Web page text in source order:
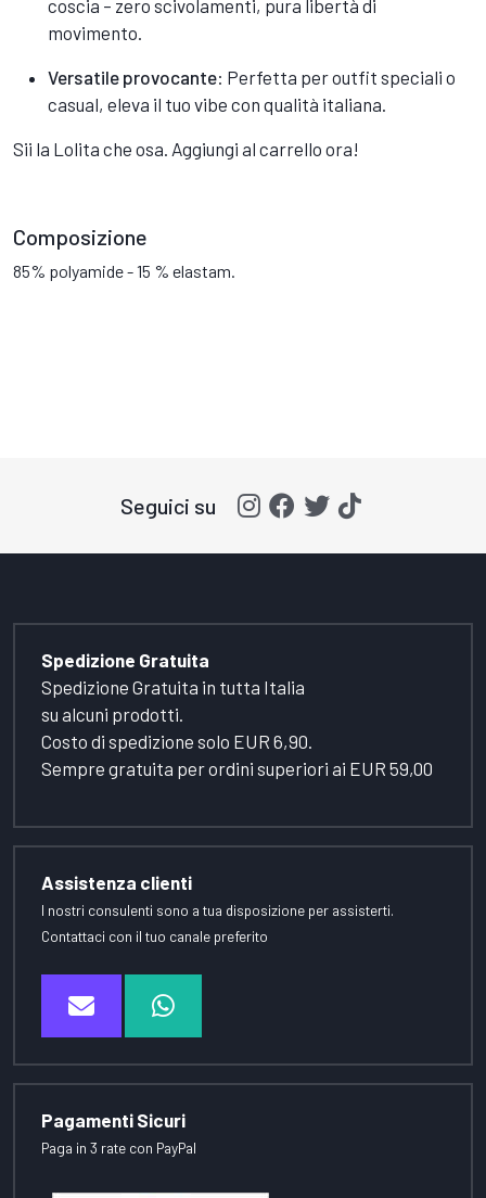
coscia – zero scivolamenti, pura libertà di
movimento.
Versatile provocante: Perfetta per outfit speciali o
casual, eleva il tuo vibe con qualità italiana.
Sii la Lolita che osa. Aggiungi al carrello ora!
Composizione
85% polyamide - 15 % elastam.
Seguici su
Spedizione Gratuita
Spedizione Gratuita in tutta Italia
su alcuni prodotti.
Costo di spedizione solo EUR 6,90.
Sempre gratuita per ordini superiori ai EUR 59,00
Assistenza clienti
I nostri consulenti sono a tua disposizione per assisterti.
Contattaci con il tuo canale preferito
Pagamenti Sicuri
Paga in 3 rate con PayPal